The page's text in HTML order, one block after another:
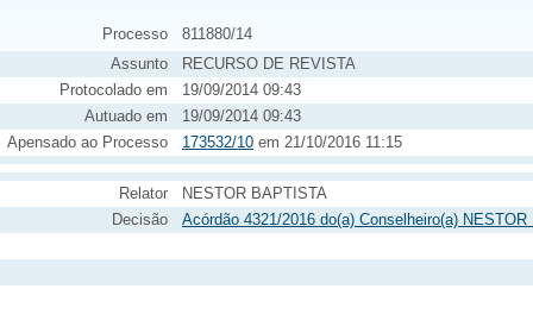
Processo
811880/14
Assunto
RECURSO DE REVISTA
Protocolado em
19/09/2014 09:43
Autuado em
19/09/2014 09:43
Apensado ao Processo
173532/10 em 21/10/2016 11:15
Relator
NESTOR BAPTISTA
Decisão
Acórdão 4321/2016 do(a) Conselheiro(a)